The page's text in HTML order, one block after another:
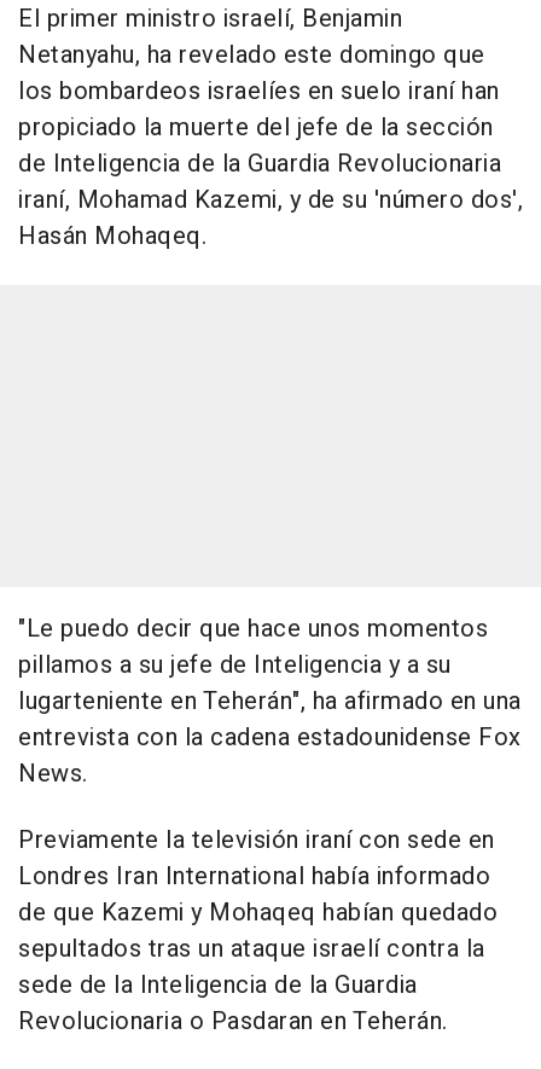
El primer ministro israelí, Benjamin
Netanyahu, ha revelado este domingo que
los bombardeos israelíes en suelo iraní han
propiciado la muerte del jefe de la sección
de Inteligencia de la Guardia Revolucionaria
iraní, Mohamad Kazemi, y de su 'número dos',
Hasán Mohaqeq.
"Le puedo decir que hace unos momentos
pillamos a su jefe de Inteligencia y a su
lugarteniente en Teherán", ha afirmado en una
entrevista con la cadena estadounidense Fox
News.
Previamente la televisión iraní con sede en
Londres Iran International había informado
de que Kazemi y Mohaqeq habían quedado
sepultados tras un ataque israelí contra la
sede de la Inteligencia de la Guardia
Revolucionaria o Pasdaran en Teherán.